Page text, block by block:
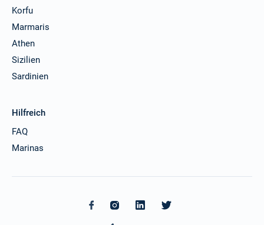
Korfu
Marmaris
Athen
Sizilien
Sardinien
Hilfreich
FAQ
Marinas